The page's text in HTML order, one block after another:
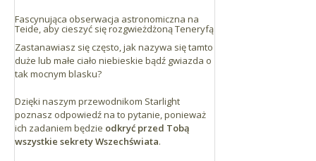
Drogą TF-24 z La Laguna do Portillo de la
Villa (zwaną La Carretera de la Esperanza),
która łączy się z drogą TF-21 wiodącą do
dolnej stacji kolejki linowej, znajdującej się
na jej 43. km.
Odległości
Teide jest oddalony o około godzinę drogi
samochodem od każdego miejsca na wyspie.
Fascynująca obserwacja astronomiczna na
Teide, aby cieszyć się rozgwieżdżoną Teneryfą
Zastanawiasz się często, jak nazywa się tamto
duże lub małe ciało niebieskie bądź gwiazda o
tak mocnym blasku?
Dzięki naszym przewodnikom Starlight
poznasz odpowiedź na to pytanie, ponieważ
ich zadaniem będzie odkryć przed Tobą
wszystkie sekrety Wszechświata.